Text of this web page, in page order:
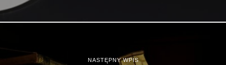
NASTĘPNY WPIS